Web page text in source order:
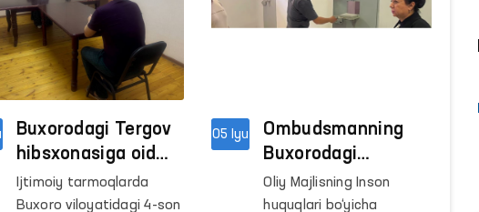
Buxorodagi Tergov
hibsxonasiga oid
xabarlar
Ombudsman
Ijtimoiy tarmoqlarda
Buxoro viloyatidagi 4-son
05 Iyu
Ombudsmanning
Buxorodagi
mintaqaviy vakili
qator
Oliy Majlisning Inson
huquqlari bo‘yicha
huquqlari — oliy qadriyat